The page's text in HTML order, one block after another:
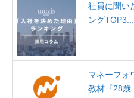
社員に聞い
ングTOP3...
マネーフォ
教材『28歳...